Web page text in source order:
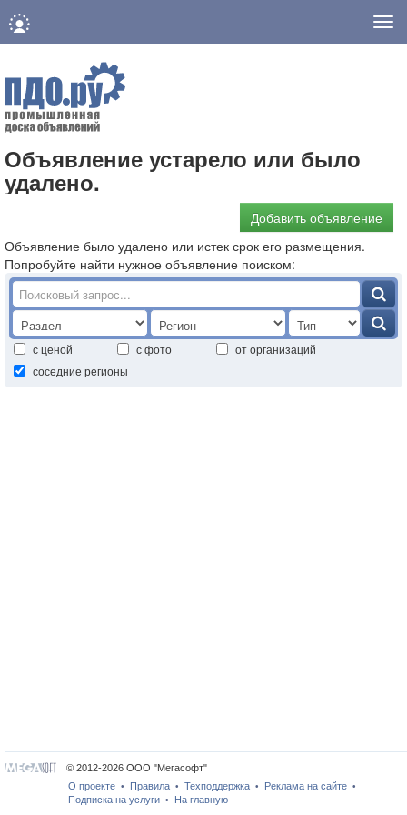
Объявление устарело или было
удалено.
Добавить объявление
Объявление было удалено или истек срок его размещения.
Попробуйте найти нужное объявление поиском:
с ценой с фото
от организаций
соседние регионы
© 2012-2026 ООО "Мегасофт"
О проекте • Правила • Техподдержка • Реклама на сайте •
Подписка на услуги • На главную